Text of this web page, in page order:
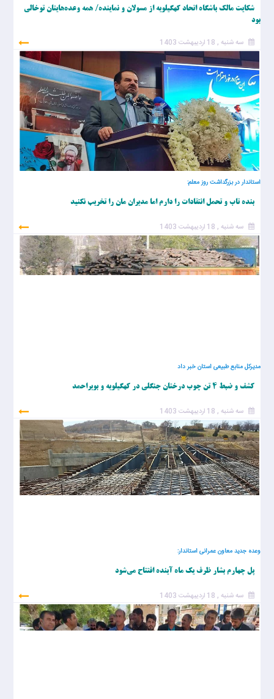
شکایت مالک باشگاه اتحاد کهگیلویه از مسولان و نماینده/ همه وعده‌هایتان توخالی
بود
سه شنبه , 18 اردیبهشت 1403
استاندار در بزرگداشت روز معلم:
بنده تاب و تحمل انتقادات را دارم اما مدیران مان را تخریب نکنید
سه شنبه , 18 اردیبهشت 1403
مدیرکل منابع طبیعی استان خبر داد
کشف و ضبط ۴ تن چوب درختان جنگلی در کهگیلویه و بویراحمد
سه شنبه , 18 اردیبهشت 1403
وعده جدید معاون عمرانی استاندار:
پل چهارم بشار ظرف یک ماه آینده افتتاح می‌شود
سه شنبه , 18 اردیبهشت 1403